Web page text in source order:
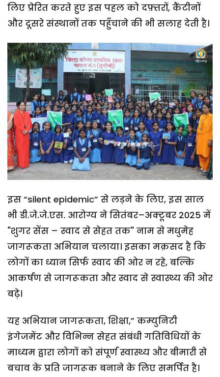
लिए प्रेरित करते हुए इस पहल को दफ़्तरों, कैंटीनों
और दूसरे संस्थानों तक पहुँचाने की भी सलाह देती है।
इस “silent epidemic” से लड़ने के लिए, इस साल
भी डी.जे.जे.एस. आरोग्य ने सितंबर–अक्टूबर 2025 में
"शुगर सेंस – स्वाद से सेहत तक" नाम से मधुमेह
जागरूकता अभियान चलाया। इसका मक़सद है कि
लोगों का ध्यान सिर्फ स्वाद की ओर न रहे, बल्कि
आकर्षण से जागरूकता और स्वाद से स्वास्थ्य की ओर
बढ़े।
यह अभियान जागरूकता, शिक्षा,” कम्युनिटी
इंगेजमेंट और विभिन्न सेहत संबंधी गतिविधियों के
माध्यम द्वारा लोगों को संपूर्ण स्वास्थ्य और बीमारी से
बचाव के प्रति जागरूक बनाने के लिए समर्पित है।